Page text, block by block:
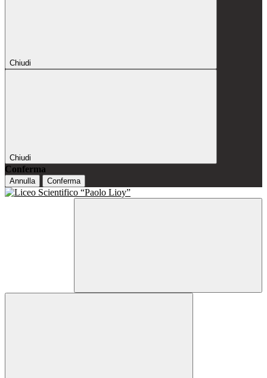
Chiudi
Chiudi
Conferma
Annulla Conferma